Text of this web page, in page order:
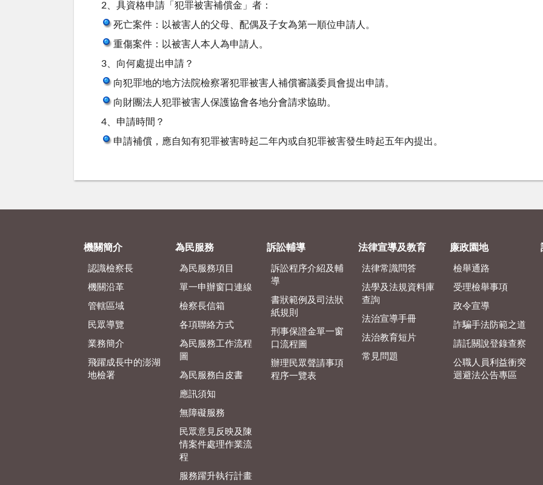
2、具資格申請「犯罪被害補償金」者：
死亡案件：以被害人的父母、配偶及子女為第一順位申請人。
重傷案件：以被害人本人為申請人。
3、向何處提出申請？
向犯罪地的地方法院檢察署犯罪被害人補償審議委員會提出申請。
向財團法人犯罪被害人保護協會各地分會請求協助。
4、申請時間？
申請補償，應自知有犯罪被害時起二年內或自犯罪被害發生時起五年內提出。
機關簡介
認識檢察長
機關沿革
管轄區域
民眾導覽
業務簡介
飛躍成長中的澎湖
地檢署
為民服務
為民服務項目
單一申辦窗口連線
檢察長信箱
各項聯絡方式
為民服務工作流程
圖
為民服務白皮書
應訊須知
無障礙服務
民眾意見反映及陳
情案件處理作業流
程
服務躍升執行計畫
訴訟輔導
訴訟程序介紹及輔
導
書狀範例及司法狀
紙規則
刑事保證金單一窗
口流程圖
辦理民眾聲請事項
程序一覽表
法律宣導及教育
法律常識問答
法學及法規資料庫
查詢
法治宣導手冊
法治教育短片
常見問題
廉政園地
檢舉通路
受理檢舉事項
政令宣導
詐騙手法防範之道
請託關說登錄查察
公職人員利益衝突
迴避法公告專區